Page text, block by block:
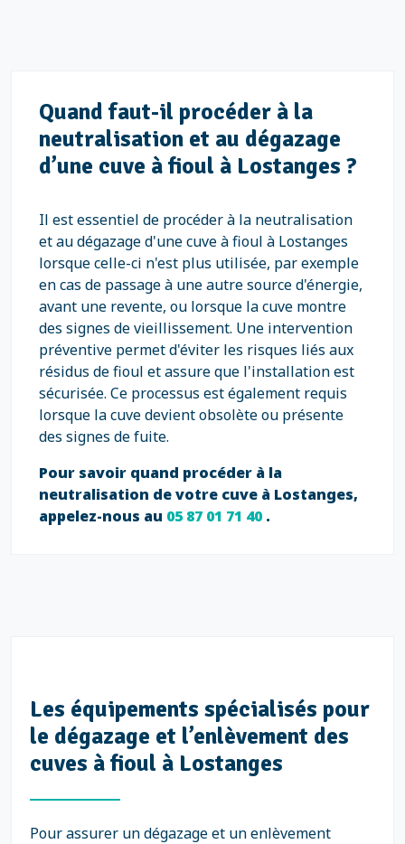
Quand faut-il procéder à la
neutralisation et au dégazage
d’une cuve à fioul à Lostanges ?
Il est essentiel de procéder à la neutralisation
et au dégazage d'une cuve à fioul à Lostanges
lorsque celle-ci n'est plus utilisée, par exemple
en cas de passage à une autre source d'énergie,
avant une revente, ou lorsque la cuve montre
des signes de vieillissement. Une intervention
préventive permet d'éviter les risques liés aux
résidus de fioul et assure que l'installation est
sécurisée. Ce processus est également requis
lorsque la cuve devient obsolète ou présente
des signes de fuite.
Pour savoir quand procéder à la
neutralisation de votre cuve à Lostanges,
appelez-nous au 05 87 01 71 40.
Les équipements spécialisés pour
le dégazage et l’enlèvement des
cuves à fioul à Lostanges
Pour assurer un dégazage et un enlèvement